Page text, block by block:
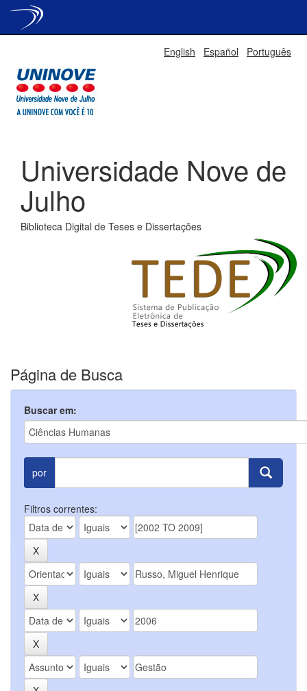
English Español Português
Universidade Nove de
Julho
Biblioteca Digital de Teses e Dissertações
Página de Busca
Buscar em:
por
Filtros correntes: